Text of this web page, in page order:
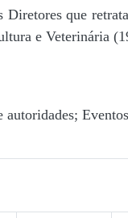
que
e Veterinária
autoridades;